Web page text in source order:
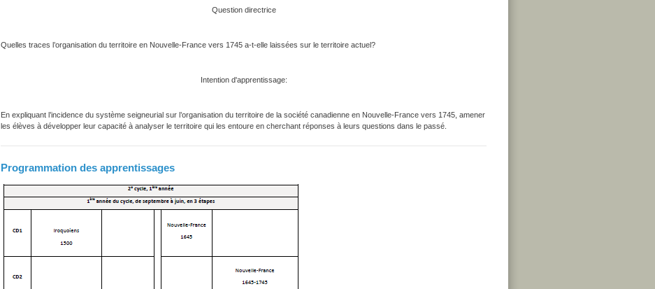
Question directrice
Quelles traces l’organisation du territoire en Nouvelle-France vers 1745 a-t-elle laissées sur le territoire actuel?
Intention d'apprentissage:
En expliquant l’incidence du système seigneurial sur l’organisation du territoire de la société canadienne en Nouvelle-France vers 1745, amener
les élèves à développer leur capacité à analyser le territoire qui les entoure en cherchant réponses à leurs questions dans le passé.
Programmation des apprentissages